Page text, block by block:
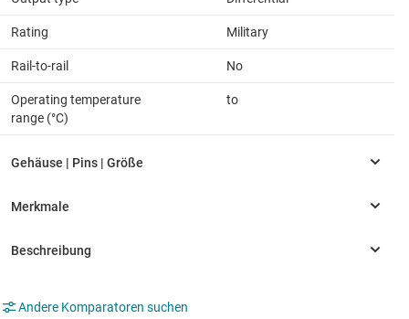
Rating Military
Rail-to-rail No
Operating temperature
range (°C)
to
Andere Komparatoren suchen